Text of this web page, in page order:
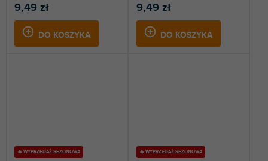
9,49 zł
DO KOSZYKA
9,49 zł
DO KOSZYKA
🔥 WYPRZEDAŻ SEZONOWA 🔥 WYPRZEDAŻ SEZONOWA